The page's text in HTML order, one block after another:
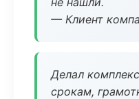
— Клиент
Делал
срокам,